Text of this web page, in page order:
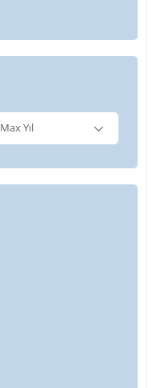
Max Yıl